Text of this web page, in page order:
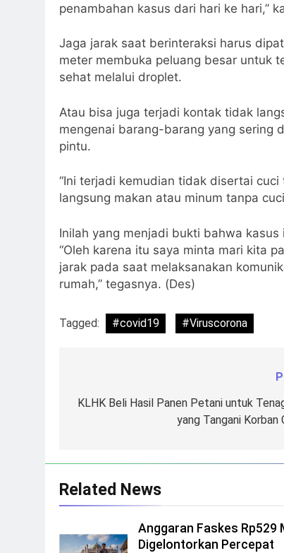
penambahan kasus dari hari ke hari,”
Jaga jarak saat berinteraksi harus
meter membuka peluang besar untuk
sehat melalui droplet.
Atau bisa juga terjadi kontak tidak
mengenai barang-barang yang sering
pintu.
“Ini terjadi kemudian tidak disertai
langsung makan atau minum tanpa
Inilah yang menjadi bukti bahwa
“Oleh karena itu saya minta mari kita
jarak pada saat melaksanakan
rumah,” tegasnya. (Des)
Tagged: #covid19 #Viruscorona
pos
KLHK Beli Hasil Panen Petani untuk
yang Tangani Korban
Related News
Anggaran Faskes Rp529
Digelontorkan Percepat